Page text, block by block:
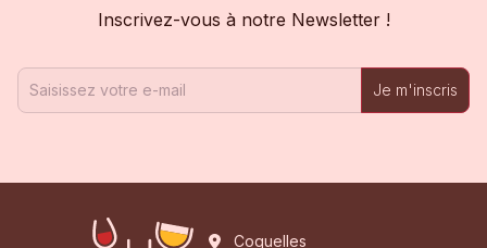
Inscrivez-vous à notre Newsletter !
Je m'inscris
Coquelles